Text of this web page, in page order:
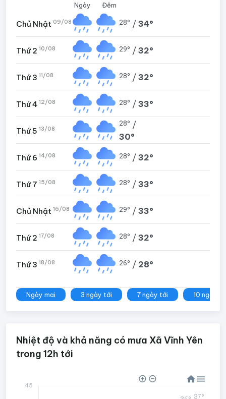
Ngày Đêm
Chủ Nhật 09/08 28° / 34°
Thứ 2 10/08 29° / 32°
Thứ 3 11/08 28° / 32°
Thứ 4 12/08 28° / 33°
Thứ 5 13/08
28° /
30°
Thứ 6 14/08 28° / 32°
Thứ 7 15/08 28° / 33°
Chủ Nhật 16/08 29° / 33°
Thứ 2 17/08 28° / 32°
Thứ 3 18/08 26° / 28°
Ngày mai 3 ngày tới 7 ngày tới 10 ngày
Nhiệt độ và khả năng có mưa Xã Vĩnh Yên
trong 12h tới
37°
45